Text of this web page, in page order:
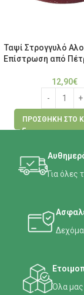
Ταψί Στρογγυλό
Επίστρωση από
12,90€
ΠΡΟΣΘΉΚΗ ΣΤΟ
Για όλες
Όλα μας